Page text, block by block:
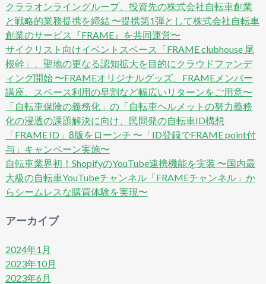
クララオンライングループ、投資先の株式会社自転車創業
と戦略的業務提携を締結 〜提携第1弾として株式会社自転車
創業のサービス『FRAME』を共同運営〜
サイクリスト向けイベントスペース「FRAME clubhouse 尾
根幹」、聖地の更なる認知拡大を目的にクラウドファンデ
ィング開始 〜FRAMEオリジナルグッズ、FRAMEメンバー
講座、スペース利用の早割など幅広いリターンをご用意〜
「自転車保険の義務化」の「自転車ヘルメットの努力義務
化の浸透の課題解決に向け、民間発の自転車ID構想
「FRAME ID」β版をローンチ 〜「ID登録でFRAME point付
与」キャンペーン実施〜
自転車業界初！ShopifyのYouTube連携機能を実装 〜国内最
大級の自転車YouTubeチャンネル「FRAMEチャンネル」か
らシームレスな購買体験を実現〜
アーカイブ
2024年1月
2023年10月
2023年6月